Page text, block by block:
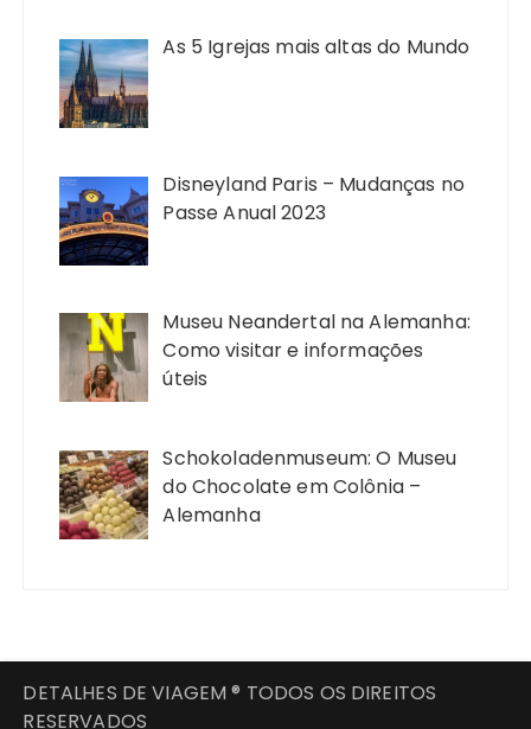
As 5 Igrejas mais altas do Mundo
Disneyland Paris – Mudanças no
Passe Anual 2023
Museu Neandertal na Alemanha:
Como visitar e informações
úteis
Schokoladenmuseum: O Museu
do Chocolate em Colônia –
Alemanha
DETALHES DE VIAGEM ® TODOS OS DIREITOS
RESERVADOS